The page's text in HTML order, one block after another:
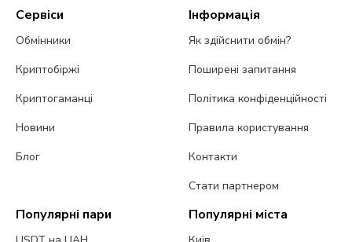
Сервіси
Обмінники
Криптобіржі
Криптогаманці
Новини
Блог
Інформація
Як здійснити обмін?
Поширені запитання
Політика конфіденційності
Правила користування
Контакти
Стати партнером
Популярні пари Популярні міста